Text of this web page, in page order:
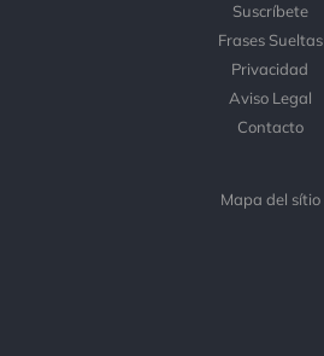
Suscríbete
Frases Sueltas
Privacidad
Aviso Legal
Contacto
Mapa del sítio